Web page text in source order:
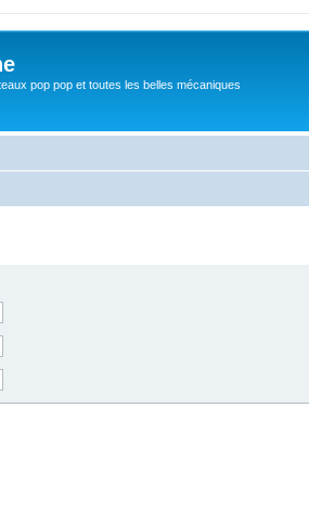
pop pop et toutes les belles mécaniques